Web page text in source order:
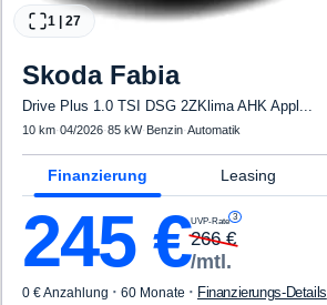
1 27
Skoda Fabia
Drive Plus 1.0 TSI DSG 2ZKlima AHK Appl...
10 km·04/2026·85 kW· Benzin·Automatik
Finanzierung Leasing
245€UVP-Rate 3
266€
/mtl.
0 € Anzahlung · 60 Monate · Finanzierungs-Details